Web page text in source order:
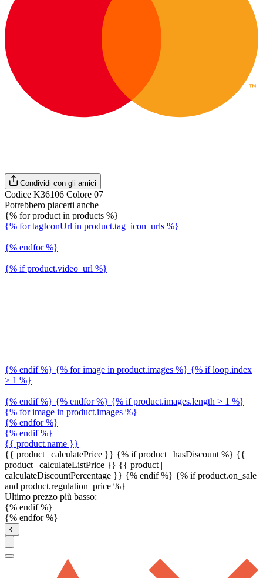
Condividi con gli amici
Codice K36106 Colore 07
Potrebbero piacerti anche
{% for product in products %}
{% for tagIconUrl in product.tag_icon_urls %}
{% endfor %}
{% if product.video_url %}
{% endif %} {% for image in product.images %} {% if loop.index
> 1 %}
{% endif %} {% endfor %} {% if product.images.length > 1 %}
{% for image in product.images %}
{% endfor %}
{% endif %}
{{ product.name }}
{{ product | calculatePrice }} {% if product | hasDiscount %} {{
product | calculateListPrice }} {{ product |
calculateDiscountPercentage }} {% endif %} {% if product.on_sale
and product.regulation_price %}
Ultimo prezzo più basso:
{% endif %}
{% endfor %}